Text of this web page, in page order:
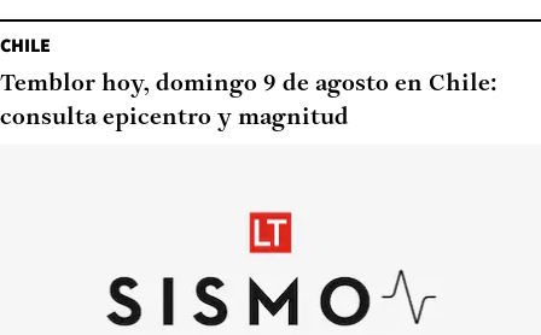
CHILE
Temblor hoy, domingo 9 de agosto en Chile:
consulta epicentro y magnitud